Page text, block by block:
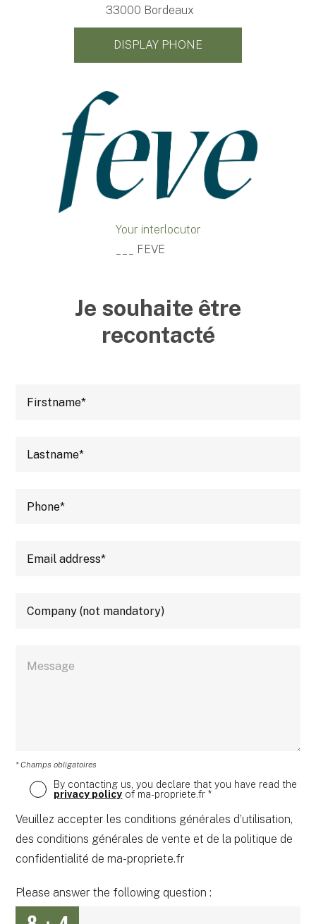
33000 Bordeaux
DISPLAY PHONE
Your interlocutor
___ FEVE
Je souhaite être
recontacté
* Champs obligatoires
By contacting us, you declare that you have read the
privacy policy of ma-propriete.fr *
Veuillez accepter les conditions générales d’utilisation,
des conditions générales de vente et de la politique de
confidentialité de ma-propriete.fr
Please answer the following question :